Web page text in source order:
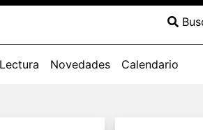
Novedades Calendario